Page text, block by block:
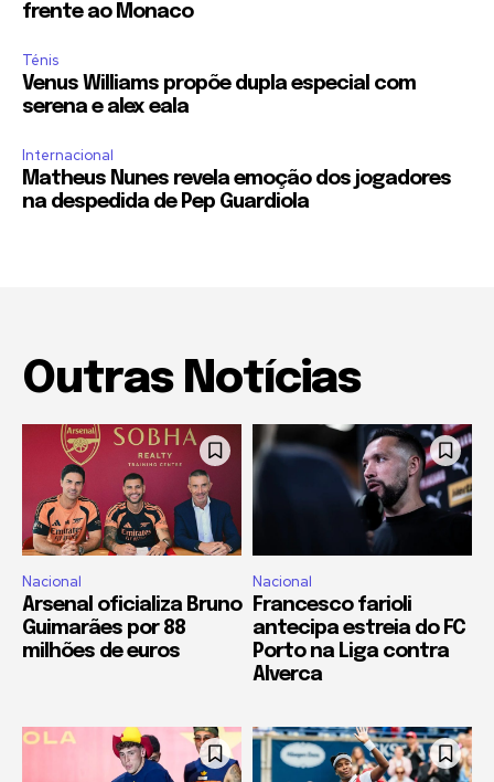
frente ao Monaco
Ténis
Venus Williams propõe dupla especial com
serena e alex eala
Internacional
Matheus Nunes revela emoção dos jogadores
na despedida de Pep Guardiola
Outras Notícias
Nacional
Arsenal oficializa Bruno
Guimarães por 88
milhões de euros
Nacional
Francesco farioli
antecipa estreia do FC
Porto na Liga contra
Alverca